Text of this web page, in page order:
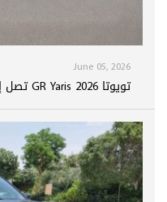
June 05, 2026
تويوتا GR Yaris 2026 تصل إلى الإمارات: سيارة راليات حقيقية ...